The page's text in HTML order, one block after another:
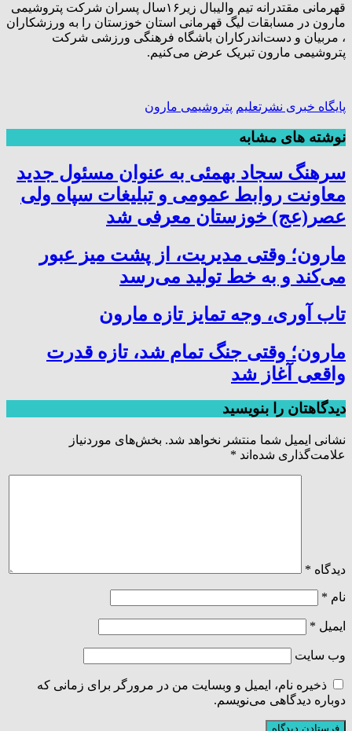
قهرمانی مقتدرانه تیم والیبال زیر۱۶سال پسران شرکت پتروشیمی
مارون در مسابقات لیگ قهرمانی استان خوزستان را به ورزشکاران
، مربیان و دست‌اندرکاران باشگاه فرهنگی ورزشی شرکت
پتروشیمی مارون تبریک عرض می‌کنیم.
پایگاه خبری نشرتعلیم پتروشیمی مارون
نوشته های مشابه
سرهنگ سجاد بهمئی به عنوان مسئول جدید
معاونت روابط عمومی و تبلیغات سپاه ولی
عصر(عج) خوزستان معرفی شد
مارون؛ وقتی مدیریت، از پشت میز عبور
می‌کند و به خط تولید می‌رسد
تاب آوری، وجه تمایز تازه مارون
مارون؛ وقتی جنگ تمام شد، تازه قدرت
واقعی آغاز شد
دیدگاهتان را بنویسید
نشانی ایمیل شما منتشر نخواهد شد. بخش‌های موردنیاز
علامت‌گذاری شده‌اند *
دیدگاه *
نام *
ایمیل *
وب‌ سایت
ذخیره نام، ایمیل و وبسایت من در مرورگر برای زمانی که
دوباره دیدگاهی می‌نویسم.